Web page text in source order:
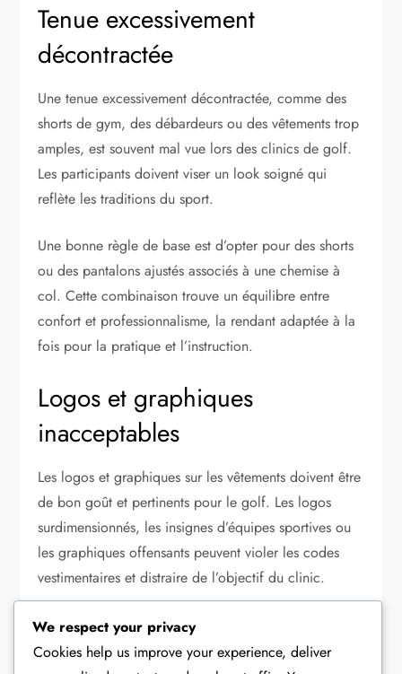
Tenue excessivement
décontractée
Une tenue excessivement décontractée, comme des
shorts de gym, des débardeurs ou des vêtements trop
amples, est souvent mal vue lors des clinics de golf.
Les participants doivent viser un look soigné qui
reflète les traditions du sport.
Une bonne règle de base est d’opter pour des shorts
ou des pantalons ajustés associés à une chemise à
col. Cette combinaison trouve un équilibre entre
confort et professionnalisme, la rendant adaptée à la
fois pour la pratique et l’instruction.
Logos et graphiques
inacceptables
Les logos et graphiques sur les vêtements doivent être
de bon goût et pertinents pour le golf. Les logos
surdimensionnés, les insignes d’équipes sportives ou
les graphiques offensants peuvent violer les codes
vestimentaires et distraire de l’objectif du clinic.
Lors de la sélection de vêtements, choisissez des
articles qui présentent un branding subtil ou qui sont
We respect your privacy
Cookies help us improve your experience, deliver